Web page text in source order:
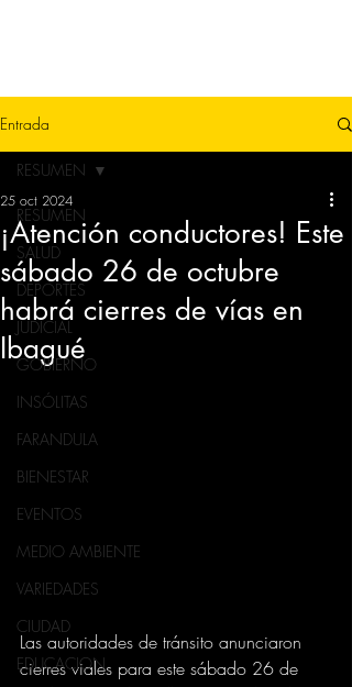
Entrada
RESUMEN
SALUD
DEPORTES
JUDICIAL
GOBIERNO
INSÓLITAS
FARANDULA
BIENESTAR
EVENTOS
MEDIO AMBIENTE
VARIEDADES
CIUDAD
EDUCACION
RESUMEN
¡Atención conductores! Este
sábado 26 de octubre
habrá cierres de vías en
Ibagué
25 oct 2024
Las autoridades de tránsito anunciaron
cierres viales para este sábado 26 de